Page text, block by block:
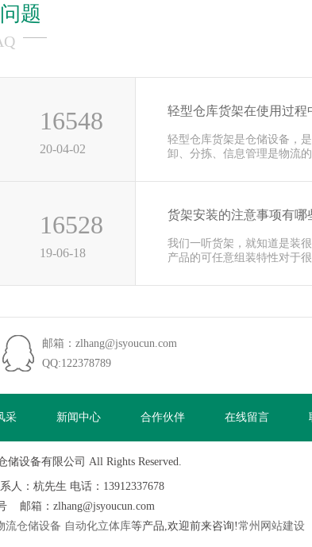
题
16548
20-04-02
轻型仓库货架在使用过程
轻型仓库货架是仓储设备，
卸、分拣、信息管理是物流
16528
19-06-18
货架安装的注意事项有哪
我们一听货架，就知道是装
产品的可任意组装特性对于
邮箱：zlhang@jsyoucun.com
QQ:122378789
采 新闻中心 合作伙伴 在线留言
设备有限公司 All Rights Reserved.
人：杭先生 电话：13912337678
邮箱：zlhang@jsyoucun.com
流仓储设备 自动化立体库等产品,欢迎前来咨询!常州网站建设